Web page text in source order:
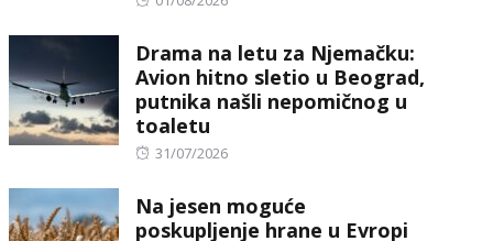
Drama na letu za Njemačku:
Avion hitno sletio u Beograd,
putnika našli nepomičnog u
toaletu
Posted
31/07/2026
Na jesen moguće
poskupljenje hrane u Evropi